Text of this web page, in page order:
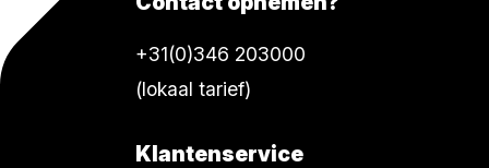
+31(0)346 203000
(lokaal tarief)
Klantenservice